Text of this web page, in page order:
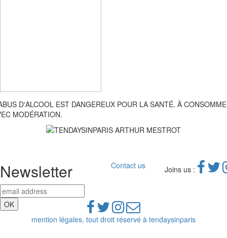
D'ALCOOL EST DANGEREUX POUR LA SANTÉ. À
MODÉRATION.
Newsletter Contact us Joins us :
mention légales, tout droit réservé à tendaysinparis